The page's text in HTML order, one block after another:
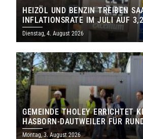
HEIZÖL UND BENZIN TREIBEN
INFLATIONSRATE IM JULI AUF
Dienstag, 4. August 2026
GEMEINDE THOLEY ERRICHTET
HASBORN-DAUTWEILER FÜR
MILLIONEN EURO
Montag, 3. August 2026